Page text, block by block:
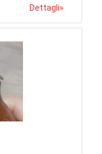
Dettagli»